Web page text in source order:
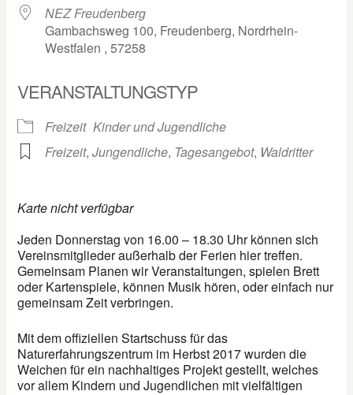
NEZ Freudenberg
Gambachsweg 100, Freudenberg, Nordrhein-
Westfalen , 57258
VERANSTALTUNGSTYP
Freizeit Kinder und Jugendliche
Freizeit,Jungendliche, Tagesangebot, Waldritter
Karte nicht verfügbar
Jeden Donnerstag von 16.00 – 18.30 Uhr können sich
Vereinsmitglieder außerhalb der Ferien hier treffen.
Gemeinsam Planen wir Veranstaltungen, spielen Brett
oder Kartenspiele, können Musik hören, oder einfach nur
gemeinsam Zeit verbringen.
Mit dem offiziellen Startschuss für das
Naturerfahrungszentrum im Herbst 2017 wurden die
Weichen für ein nachhaltiges Projekt gestellt, welches
vor allem Kindern und Jugendlichen mit vielfältigen